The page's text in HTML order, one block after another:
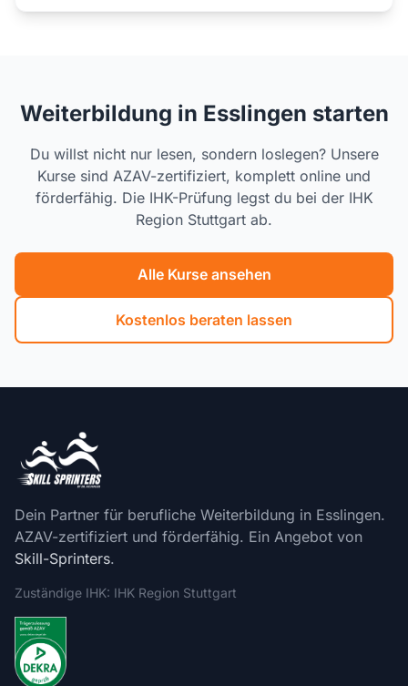
Weiterbildung in Esslingen starten
Du willst nicht nur lesen, sondern loslegen? Unsere
Kurse sind AZAV-zertifiziert, komplett online und
förderfähig. Die IHK-Prüfung legst du bei der IHK
Region Stuttgart ab.
Alle Kurse ansehen
Kostenlos beraten lassen
Dein Partner für berufliche Weiterbildung in Esslingen.
AZAV-zertifiziert und förderfähig. Ein Angebot von
Skill-Sprinters.
Zuständige IHK: IHK Region Stuttgart